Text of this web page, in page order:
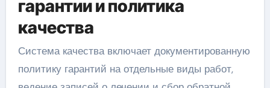
гарантии и политика
качества
Система качества включает документированную
политику гарантий на отдельные виды работ,